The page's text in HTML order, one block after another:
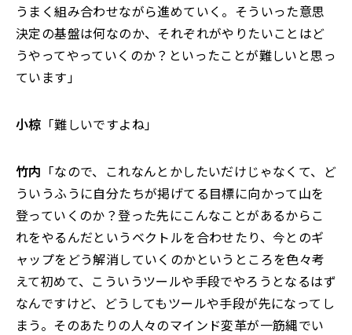
うまく組み合わせながら進めていく。そういった意思
決定の基盤は何なのか、それぞれがやりたいことはど
うやってやっていくのか？といったことが難しいと思っ
ています」
小椋 「難しいですよね」
竹内 「なので、これなんとかしたいだけじゃなくて、ど
ういうふうに自分たちが掲げてる目標に向かって山を
登っていくのか？登った先にこんなことがあるからこ
れをやるんだというベクトルを合わせたり、今とのギ
ャップをどう解消していくのかというところを色々考
えて初めて、こういうツールや手段でやろうとなるはず
なんですけど、どうしてもツールや手段が先になってし
まう。そのあたりの人々のマインド変革が一筋縄でい